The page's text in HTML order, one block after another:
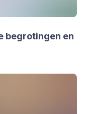
begro­tin­gen en